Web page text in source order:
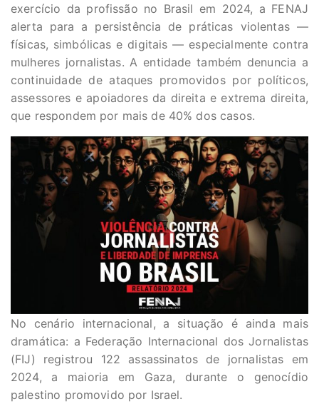
exercício da profissão no Brasil em 2024, a FENAJ
alerta para a persistência de práticas violentas —
físicas, simbólicas e digitais — especialmente contra
mulheres jornalistas. A entidade também denuncia a
continuidade de ataques promovidos por políticos,
assessores e apoiadores da direita e extrema direita,
que respondem por mais de 40% dos casos.
No cenário internacional, a situação é ainda mais
dramática: a Federação Internacional dos Jornalistas
(FIJ) registrou 122 assassinatos de jornalistas em
2024, a maioria em Gaza, durante o genocídio
palestino promovido por Israel.